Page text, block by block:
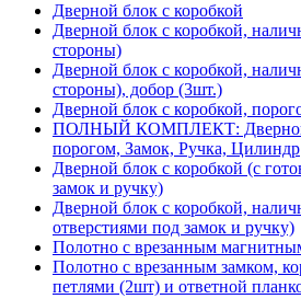
Дверной блок с коробкой
Дверной блок с коробкой,
стороны)
Дверной блок с коробкой,
стороны), добор (3шт.)
Дверной блок с коробкой,
ПОЛНЫЙ КОМПЛЕКТ: Дверной
порогом, Замок, Ручка, Цилиндр
Дверной блок с коробкой (с
замок и ручку)
Дверной блок с коробкой,
отверстиями под замок и ручку)
Полотно с врезанным
Полотно с врезанным замком,
петлями (2шт) и ответной